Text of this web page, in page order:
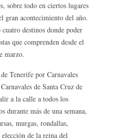
sobre todo en ciertos lugares
gran acontecimiento del año.
destinos donde poder
que comprenden desde el
marzo.
Tenerife por Carnavales
de Santa Cruz de
a la calle a todos los
durante más de una semana,
murgas, rondallas,
de la reina del